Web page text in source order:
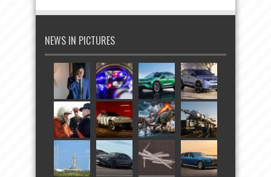
NEWS IN PICTURES